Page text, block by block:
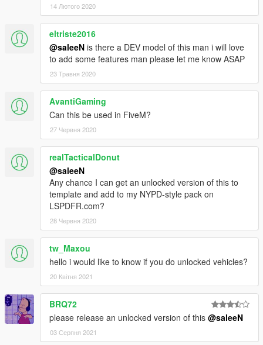
14 Лютого 2020
eltriste2016
@saleeN is there a DEV model of this man i will love
to add some features man please let me know ASAP
23 Травня 2020
AvantiGaming
Can this be used in FiveM?
27 Червня 2020
realTacticalDonut
@saleeN
Any chance I can get an unlocked version of this to
template and add to my NYPD-style pack on
LSPDFR.com?
28 Червня 2020
tw_Maxou
hello i would like to know if you do unlocked vehicles?
20 Квітня 2021
BRQ72
please release an unlocked version of this @saleeN
03 Серпня 2021